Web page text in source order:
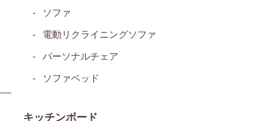
ソファ
電動リクライニングソファ
パーソナルチェア
ソファベッド
キッチンボード